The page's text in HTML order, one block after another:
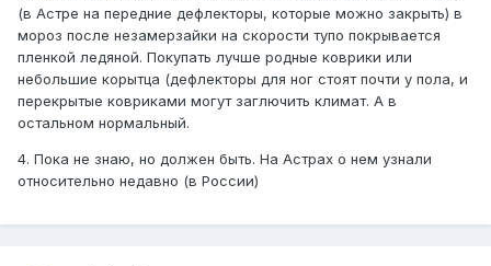
(в Астре на передние дефлекторы, которые можно закрыть) в
мороз после незамерзайки на скорости тупо покрывается
пленкой ледяной. Покупать лучше родные коврики или
небольшие корытца (дефлекторы для ног стоят почти у пола, и
перекрытые ковриками могут заглючить климат. А в
остальном нормальный.
4. Пока не знаю, но должен быть. На Астрах о нем узнали
относительно недавно (в России)